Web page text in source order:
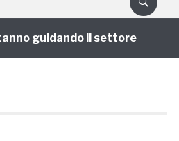
guidando il settore